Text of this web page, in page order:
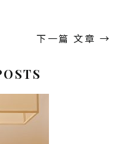
下一篇 文章 →